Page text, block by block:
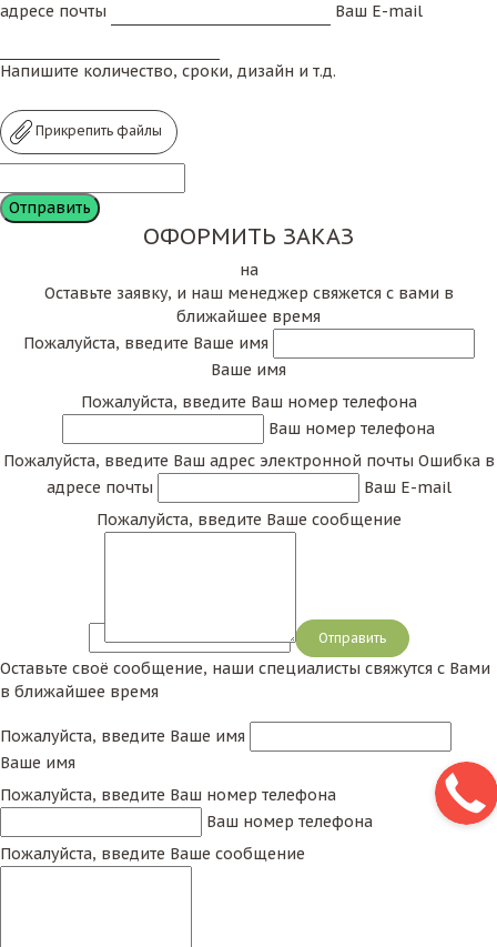
адресе почты
Ваш E-mail
Напишите количество, сроки, дизайн и т.д.
Прикрепить файлы
ОФОРМИТЬ ЗАКАЗ
на
Оставьте заявку, и наш менеджер свяжется с вами в
ближайшее время
Пожалуйста, введите Ваше имя
Ваше имя
Пожалуйста, введите Ваш номер телефона
Ваш номер телефона
Пожалуйста, введите Ваш адрес электронной почты Ошибка в
адресе почты
Ваш E-mail
Пожалуйста, введите Ваше сообщение
Сообщение
Оставьте своё сообщение, наши специалисты свяжутся с Вами
в ближайшее время
Пожалуйста, введите Ваше имя
Ваше имя
Пожалуйста, введите Ваш номер телефона
Ваш номер телефона
Пожалуйста, введите Ваше сообщение